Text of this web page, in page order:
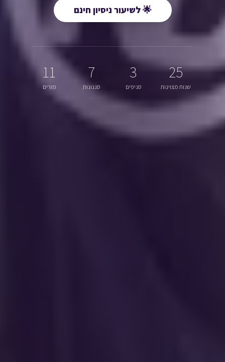
🌟 לשיעור ניסיון חינם
25
שנות מצוינות
3
סניפים
7
סגנונות
11
מורים